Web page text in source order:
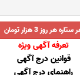
هر روز 3 هزار تومان
تعرفه آگهی ویژه
قوانین درج آگهی